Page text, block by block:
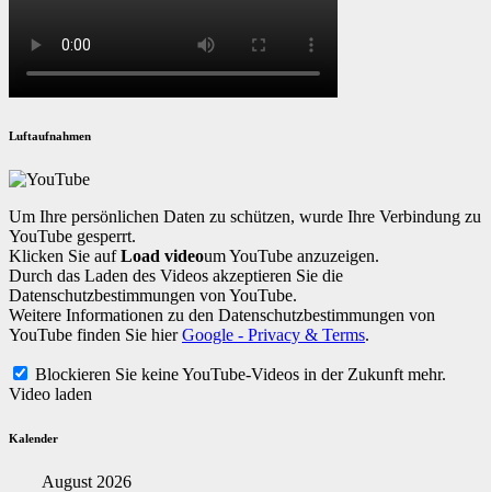
Luftaufnahmen
Um Ihre persönlichen Daten zu schützen, wurde Ihre Verbindung zu
YouTube gesperrt.
Klicken Sie aufLoad videoum YouTube anzuzeigen.
Durch das Laden des Videos akzeptieren Sie die
Datenschutzbestimmungen von YouTube.
Weitere Informationen zu den Datenschutzbestimmungen von
YouTube finden Sie hierGoogle - Privacy & Terms.
Blockieren Sie keine YouTube-Videos in der Zukunft mehr.
Video laden
Kalender
August 2026